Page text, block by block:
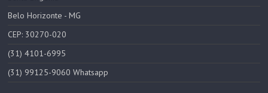
Belo Horizonte - MG
CEP: 30270-020
(31) 4101-6995
(31) 99125-9060 Whatsapp